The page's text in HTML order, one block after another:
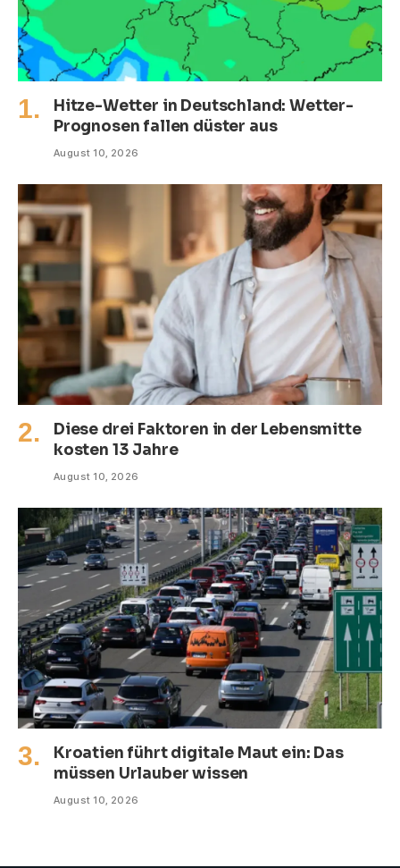
Hitze-Wetter in Deutschland: Wetter-
Prognosen fallen düster aus
August 10, 2026
Diese drei Faktoren in der Lebensmitte
kosten 13 Jahre
August 10, 2026
Kroatien führt digitale Maut ein: Das
müssen Urlauber wissen
August 10, 2026